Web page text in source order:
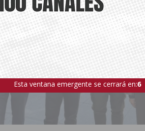
Esta ventana emergente se cerrará en:4